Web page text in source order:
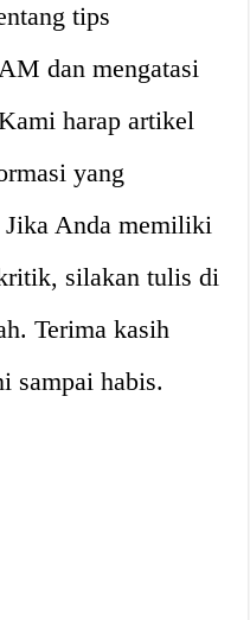
tips
dan mengatasi
harap artikel
yang
Jika Anda memiliki
silakan tulis di
Terima kasih
sampai habis.